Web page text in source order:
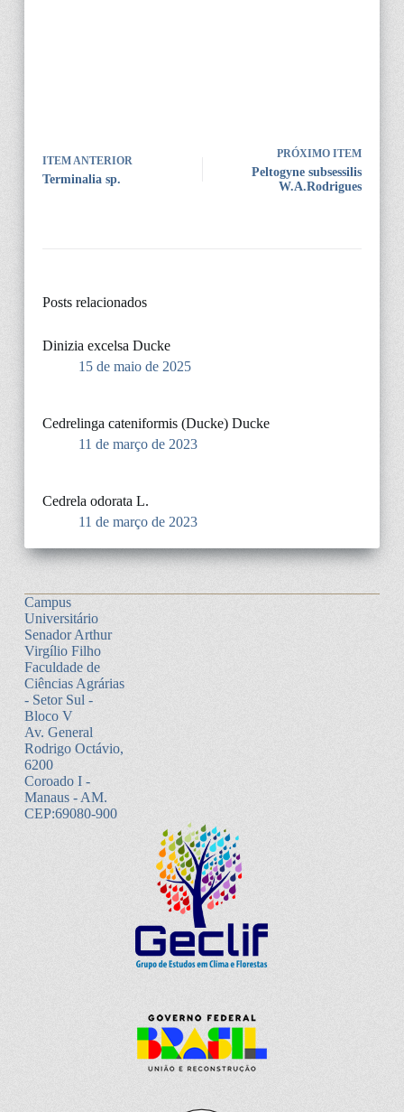
ITEM ANTERIOR
Terminalia sp.
PRÓXIMO ITEM
Peltogyne subsessilis
W.A.Rodrigues
Posts relacionados
Dinizia excelsa Ducke
15 de maio de 2025
Cedrelinga cateniformis (Ducke) Ducke
11 de março de 2023
Cedrela odorata L.
11 de março de 2023
Campus
Universitário
Senador Arthur
Virgílio Filho
Faculdade de
Ciências Agrárias
- Setor Sul -
Bloco V
Av. General
Rodrigo Octávio,
6200
Coroado I -
Manaus - AM.
CEP:69080-900